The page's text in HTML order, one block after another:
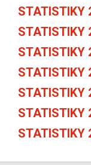
STATISTIKY
STATISTIKY
STATISTIKY
STATISTIKY
STATISTIKY
STATISTIKY
STATISTIKY